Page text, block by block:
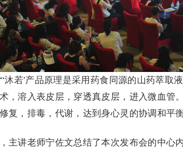
沐若’产品原理是采用药食同源的山药萃取
，溶入表皮层，穿透真皮层，进入微血管
复，排毒，代谢，达到身心灵的协调和平衡
主讲老师宁佐文总结了本次发布会的中心